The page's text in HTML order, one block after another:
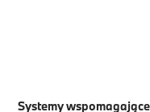
Systemy